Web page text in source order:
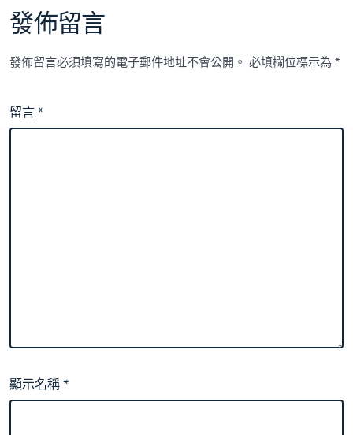
發佈留言
發佈留言必須填寫的電子郵件地址不會公開。 必填欄位標示為*
留言*
顯示名稱*